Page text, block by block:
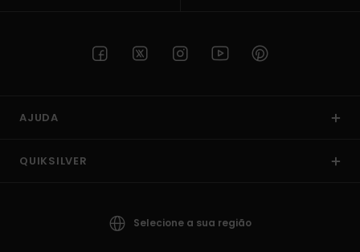
AJUDA
QUIKSILVER
Selecione a sua região